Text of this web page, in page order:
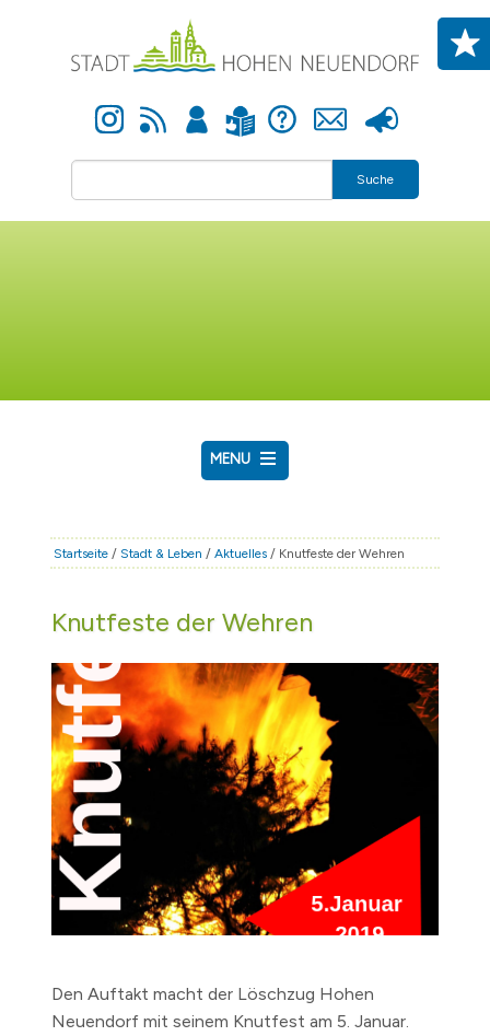
Instagram Newsfeed Anmelden Leichte Sprache Hilfe Kontakt Presse
Suche
MENU
RATHAUS & POLITIK
FAMILIE & BILDUNG
TOURISMUS
BAUEN & WIRTSCHAFT
Startseite /Stadt & Leben /Aktuelles / Knutfeste der Wehren
Knutfeste der Wehren
Den Auftakt macht der Löschzug Hohen
Neuendorf mit seinem Knutfest am 5. Januar.